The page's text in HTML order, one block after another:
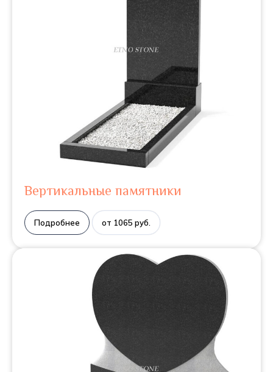
Вертикальные памятники
Подробнее от 1065 руб.